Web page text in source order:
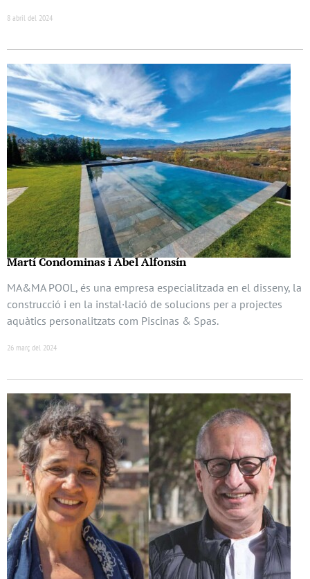
8 abril del 2024
Martí Condominas i Abel Alfonsín
MA&MA POOL, és una empresa especialitzada en el disseny, la
construcció i en la instal·lació de solucions per a projectes
aquàtics personalitzats com Piscinas & Spas.
26 març del 2024